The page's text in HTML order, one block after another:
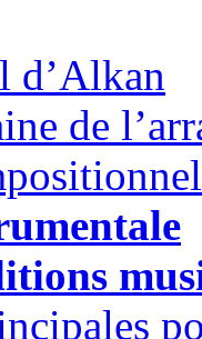
d’Alkan
de